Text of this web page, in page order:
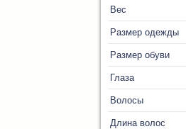
Вес
Размер одежды
Размер обуви
Глаза
Волосы
Длина волос